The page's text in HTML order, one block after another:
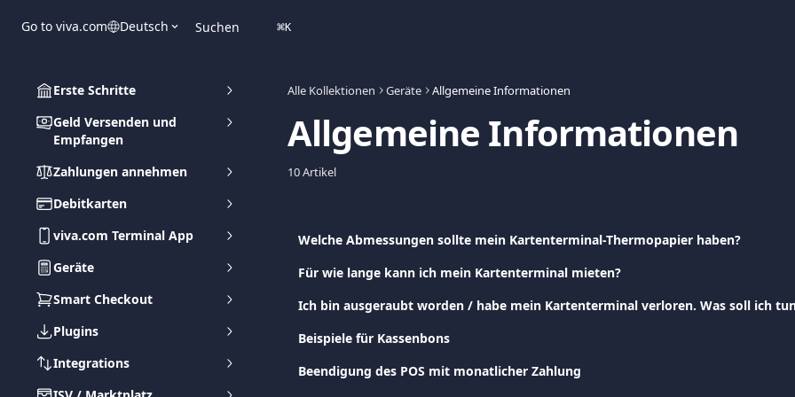
Go to viva.com Deutsch Suchen ⌘K
Erste Schritte
Geld Versenden und
Empfangen
Zahlungen annehmen
Debitkarten
viva.com Terminal App
Geräte
Smart Checkout
Plugins
Integrations
Alle Kollektionen Geräte Allgemeine Informationen
Allgemeine Informationen
10 Artikel
Welche Abmessungen sollte mein Kartenterminal-Thermopapier haben?
Für wie lange kann ich mein Kartenterminal mieten?
Ich bin ausgeraubt worden / habe mein Kartenterminal verloren. Was soll ich
Beispiele für Kassenbons
Beendigung des POS mit monatlicher Zahlung